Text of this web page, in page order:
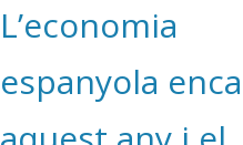
L’economia
espanyola